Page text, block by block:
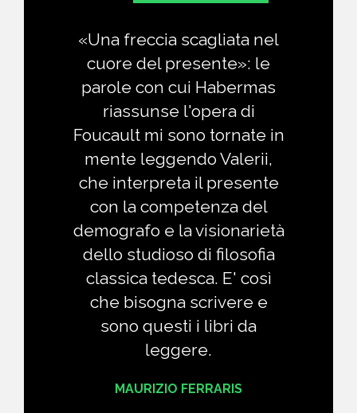
«Una freccia scagliata nel
cuore del presente»: le
parole con cui Habermas
riassunse l'opera di
Foucault mi sono tornate in
mente leggendo Valerii,
che interpreta il presente
con la competenza del
demografo e la visionarietà
dello studioso di filosofia
classica tedesca. E' così
che bisogna scrivere e
sono questi i libri da
leggere.
MAURIZIO FERRARIS